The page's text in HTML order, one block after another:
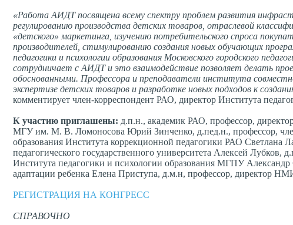
«Работа АИДТ посвящена всему спектру проблем развития
регулированию производства детских товаров, отраслевой
«детского» маркетинга, изучению потребительского спроса
производителей, стимулированию создания новых обучающих
педагогики и психологии образования Московского городского
сотрудничает с АИДТ и это взаимодействие позволяет делать
обоснованными. Профессора и преподаватели института
экспертизе детских товаров и разработке новых подходов к
комментирует член-корреспондент РАО, директор Института
К участию приглашены: д.п.н., академик РАО, профессор,
МГУ им. М. В. Ломоносова Юрий Зинченко, д.пед.н., профессор,
образования Института коррекционной педагогики РАО Светлана
педагогического государственного университета Алексей
Института педагогики и психологии образования МГПУ Александр
адаптации ребенка Елена Приступа, д.м.н, профессор, директор
РЕГИСТРАЦИЯ НА КОНГРЕСС
СПРАВОЧНО